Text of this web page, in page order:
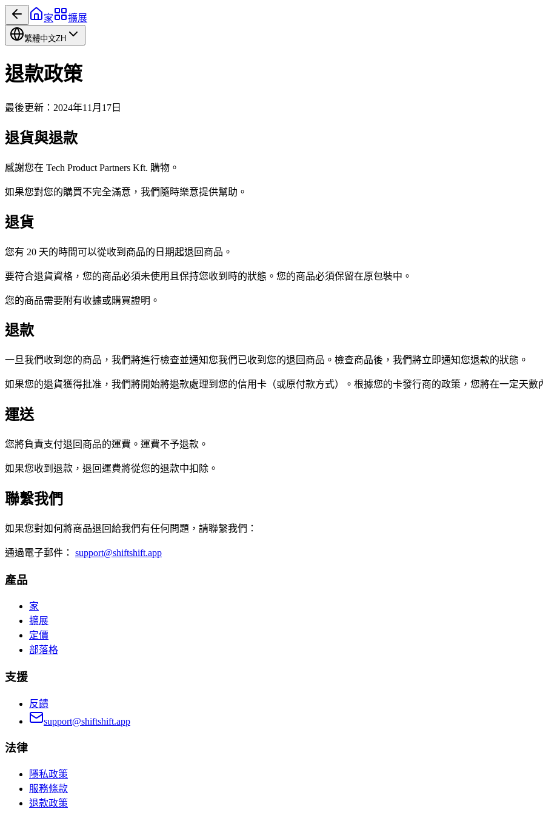
家 擴展
繁體中文ZH
退款政策
最後更新：2024年11月17日
退貨與退款
感謝您在 Tech Product Partners Kft. 購物。
如果您對您的購買不完全滿意，我們隨時樂意提供幫助。
退貨
您有 20 天的時間可以從收到商品的日期起退回商品。
要符合退貨資格，您的商品必須未使用且保持您收到時的狀態。您的商品必須保留在原包裝中。
您的商品需要附有收據或購買證明。
退款
一旦我們收到您的商品，我們將進行檢查並通知您我們已收到您的退回商品。檢查商品後，我們將立即通知您退款的狀態。
如果您的退貨獲得批准，我們將開始將退款處理到您的信用卡（或原付款方式）。根據您的卡發行商的政策，您將在一定天數
運送
您將負責支付退回商品的運費。運費不予退款。
如果您收到退款，退回運費將從您的退款中扣除。
聯繫我們
如果您對如何將商品退回給我們有任何問題，請聯繫我們：
通過電子郵件： support@shiftshift.app
產品
家
擴展
定價
部落格
支援
反饋
support@shiftshift.app
法律
隱私政策
服務條款
退款政策